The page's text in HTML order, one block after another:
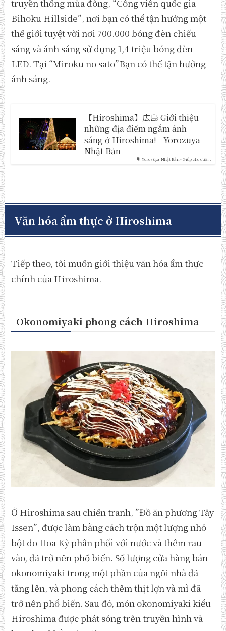
truyền thống mùa đông, “Công viên quốc gia
Bihoku Hillside”, nơi bạn có thể tận hưởng một
thế giới tuyệt vời nơi 700.000 bóng đèn chiếu
sáng và ánh sáng sử dụng 1,4 triệu bóng đèn
LED. Tại “Miroku no sato”Bạn có thể tận hưởng
ánh sáng.
Yorozuya Nhật Bản - Giúp cho cuộ...
【Hiroshima】広島 Giới thiệu
những địa điểm ngắm ánh
sáng ở Hiroshima! - Yorozuya
Nhật Bản
Văn hóa ẩm thực ở Hiroshima
Tiếp theo, tôi muốn giới thiệu văn hóa ẩm thực
chính của Hiroshima.
Okonomiyaki phong cách Hiroshima
Ở Hiroshima sau chiến tranh, ”Đồ ăn phương Tây
Issen”, được làm bằng cách trộn một lượng nhỏ
bột do Hoa Kỳ phân phối với nước và thêm rau
vào, đã trở nên phổ biến. Số lượng cửa hàng bán
okonomiyaki trong một phần của ngôi nhà đã
tăng lên, và phong cách thêm thịt lợn và mì đã
trở nên phổ biến. Sau đó, món okonomiyaki kiểu
Hiroshima được phát sóng trên truyền hình và